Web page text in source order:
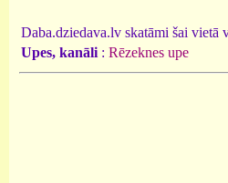
Daba.dziedava.lv skatāmi šai vietā
Upes, kanāli : Rēzeknes upe